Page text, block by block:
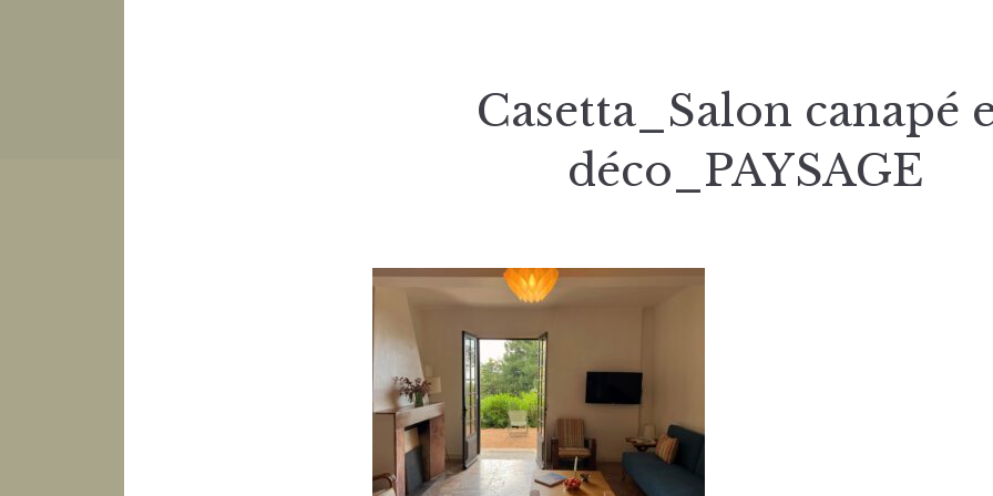
Casetta_Salon canapé
déco_PAYSAGE